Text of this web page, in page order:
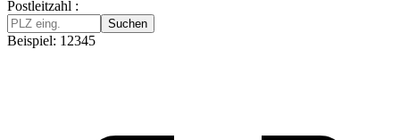
Postleitzahl :
Suchen
Beispiel: 12345